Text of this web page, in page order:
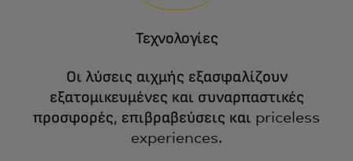
Τεχνολογίες
Οι λύσεις αιχμής εξασφαλίζουν
εξατομικευμένες και συναρπαστικές
προσφορές, επιβραβεύσεις και priceless
experiences.